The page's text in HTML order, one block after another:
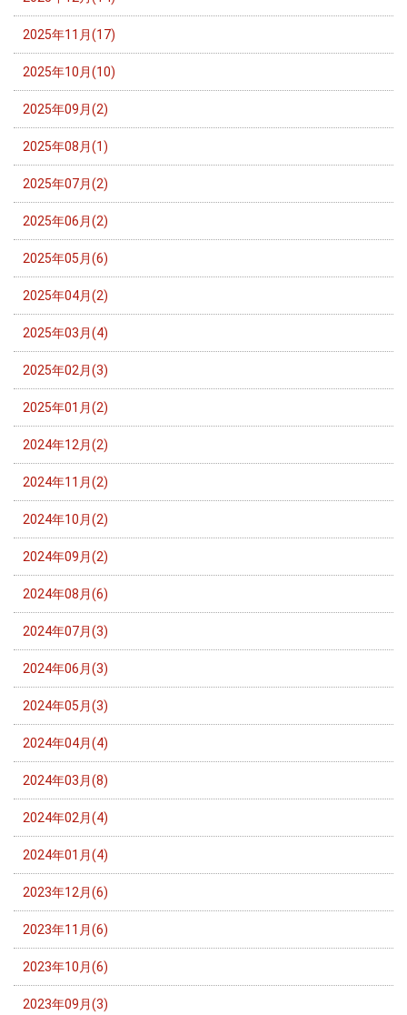
2025年11月(17)
2025年10月(10)
2025年09月(2)
2025年08月(1)
2025年07月(2)
2025年06月(2)
2025年05月(6)
2025年04月(2)
2025年03月(4)
2025年02月(3)
2025年01月(2)
2024年12月(2)
2024年11月(2)
2024年10月(2)
2024年09月(2)
2024年08月(6)
2024年07月(3)
2024年06月(3)
2024年05月(3)
2024年04月(4)
2024年03月(8)
2024年02月(4)
2024年01月(4)
2023年12月(6)
2023年11月(6)
2023年10月(6)
2023年09月(3)